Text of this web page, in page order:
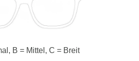
B = Mittel, C = Breit